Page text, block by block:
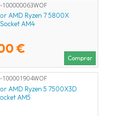
100000063WOF
AMD Ryzen 7 5800X
AM4
€
Comprar
100001904WOF
AMD Ryzen 5 7500X3D
AM5